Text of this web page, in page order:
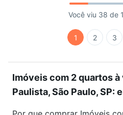
Você viu 38 de
1 2 3
Imóveis com 2 quartos à
Paulista, São Paulo, SP: